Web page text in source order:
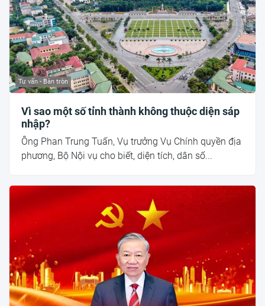
Tư vấn - Bàn tròn
Vì sao một số tỉnh thành không thuộc diện sáp
nhập?
Ông Phan Trung Tuấn, Vụ trưởng Vụ Chính quyền địa
phương, Bộ Nội vụ cho biết, diện tích, dân số...